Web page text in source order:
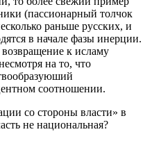
(пассионарный толчок
раньше русских, и
в начале фазы инерции.
к исламу
на то, что
соотношении.
со стороны власти» в
не национальная?